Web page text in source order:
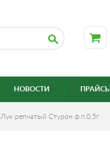
НОВОСТИ ПРАЙСЫ
Лук репчатый Стурон ф.п.0,5г